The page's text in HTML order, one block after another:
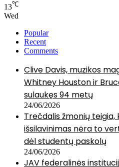
13℃
Wed
Popular
Recent
Comments
Clive Davis, muzikos
Whitney Houston ir
sulaukęs 94 metų
24/06/2026
Trečdalis žmonių
išsilavinimas nėra to
dėl studentų paskolų
24/06/2026
JAV federalinės